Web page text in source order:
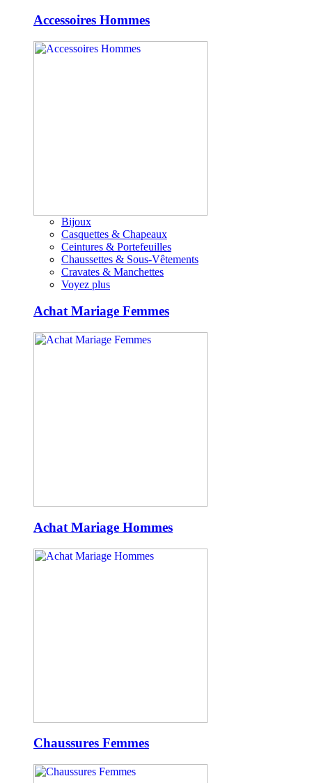
Accessoires Hommes
Bijoux
Casquettes & Chapeaux
Ceintures & Portefeuilles
Chaussettes & Sous-Vêtements
Cravates & Manchettes
Voyez plus
Achat Mariage Femmes
Achat Mariage Hommes
Chaussures Femmes